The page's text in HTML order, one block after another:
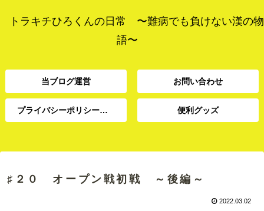
トラキチひろくんの日常 〜難病でも負けない漢の物
語〜
当ブログ運営 お問い合わせ
プライバシーポリシー、免責事項 便利グッズ
♯２０ オープン戦初戦 ～後編～
2022.03.02